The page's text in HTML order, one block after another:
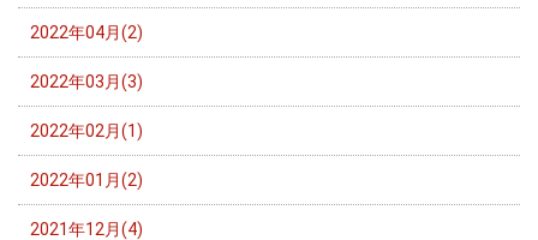
2022年04月(2)
2022年03月(3)
2022年02月(1)
2022年01月(2)
2021年12月(4)